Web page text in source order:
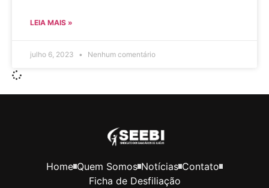
LEIA MAIS »
julho 6, 2023 Nenhum comentário
Home Quem Somos Notícias Contato
Ficha de Desfiliação